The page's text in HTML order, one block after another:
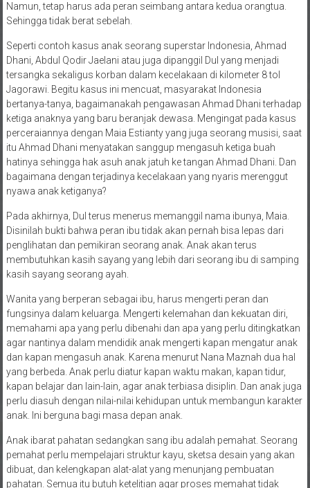
Namun, tetap harus ada peran seimbang antara kedua orangtua.
Sehingga tidak berat sebelah.
Seperti contoh kasus anak seorang superstar Indonesia, Ahmad
Dhani, Abdul Qodir Jaelani atau juga dipanggil Dul yang menjadi
tersangka sekaligus korban dalam kecelakaan di kilometer 8 tol
Jagorawi. Begitu kasus ini mencuat, masyarakat Indonesia
bertanya-tanya, bagaimanakah pengawasan Ahmad Dhani terhadap
ketiga anaknya yang baru beranjak dewasa. Mengingat pada kasus
perceraiannya dengan Maia Estianty yang juga seorang musisi, saat
itu Ahmad Dhani menyatakan sanggup mengasuh ketiga buah
hatinya sehingga hak asuh anak jatuh ke tangan Ahmad Dhani. Dan
bagaimana dengan terjadinya kecelakaan yang nyaris merenggut
nyawa anak ketiganya?
Pada akhirnya, Dul terus menerus memanggil nama ibunya, Maia.
Disinilah bukti bahwa peran ibu tidak akan pernah bisa lepas dari
penglihatan dan pemikiran seorang anak. Anak akan terus
membutuhkan kasih sayang yang lebih dari seorang ibu di samping
kasih sayang seorang ayah.
Wanita yang berperan sebagai ibu, harus mengerti peran dan
fungsinya dalam keluarga. Mengerti kelemahan dan kekuatan diri,
memahami apa yang perlu dibenahi dan apa yang perlu ditingkatkan
agar nantinya dalam mendidik anak mengerti kapan mengatur anak
dan kapan mengasuh anak. Karena menurut Nana Maznah dua hal
yang berbeda. Anak perlu diatur kapan waktu makan, kapan tidur,
kapan belajar dan lain-lain, agar anak terbiasa disiplin. Dan anak juga
perlu diasuh dengan nilai-nilai kehidupan untuk membangun karakter
anak. Ini berguna bagi masa depan anak.
Anak ibarat pahatan sedangkan sang ibu adalah pemahat. Seorang
pemahat perlu mempelajari struktur kayu, sketsa desain yang akan
dibuat, dan kelengkapan alat-alat yang menunjang pembuatan
pahatan. Semua itu butuh ketelitian agar proses memahat tidak